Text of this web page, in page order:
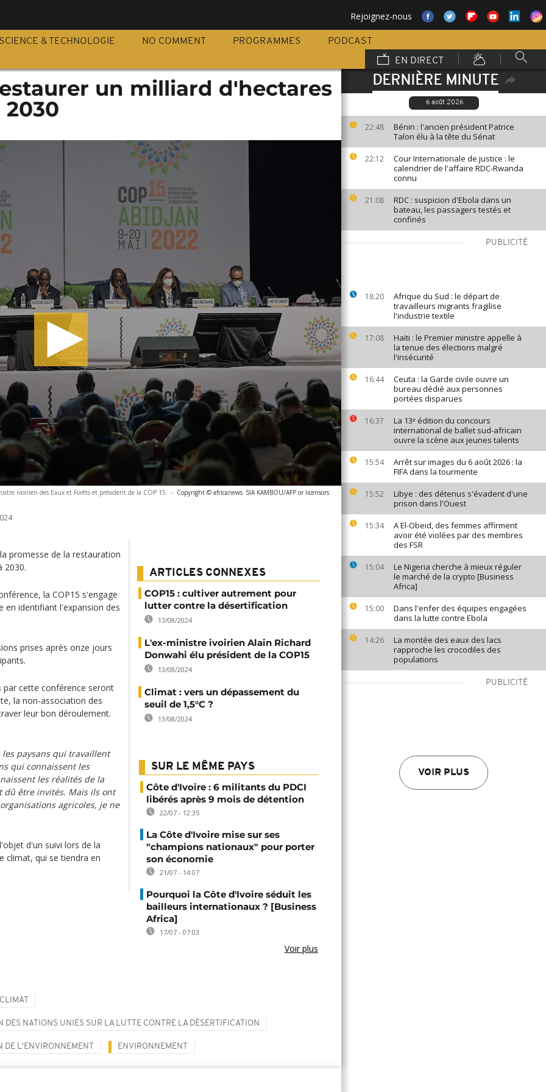
Rejoignez-nous
SCIENCE & TECHNOLOGIE NO COMMENT PROGRAMMES
PODCAST
EN DIRECT
DERNIÈRE MINUTE
6 août 2026
22:48
Bénin : l'ancien président Patrice
Talon élu à la tête du Sénat
22:12
Cour Internationale de justice : le
calendrier de l'affaire RDC-Rwanda
connu
21:08
RDC : suspicion d'Ebola dans un
bateau, les passagers testés et
confinés
PUBLICITÉ
18:20
Afrique du Sud : le départ de
travailleurs migrants fragilise
l'industrie textile
17:08
Haïti : le Premier ministre appelle à
la tenue des élections malgré
l'insécurité
16:44
Ceuta : la Garde civile ouvre un
bureau dédié aux personnes
portées disparues
16:37
La 13ᵉ édition du concours
international de ballet sud-africain
ouvre la scène aux jeunes talents
15:54
Arrêt sur images du 6 août 2026 : la
FIFA dans la tourmente
15:52
Libye : des détenus s'évadent d'une
prison dans l'Ouest
15:34
A El-Obeid, des femmes affirment
avoir été violées par des membres
des FSR
15:04
Le Nigeria cherche à mieux réguler
le marché de la crypto [Business
Africa]
15:00
Dans l'enfer des équipes engagées
dans la lutte contre Ebola
14:26
La montée des eaux des lacs
rapproche les crocodiles des
populations
PUBLICITÉ
VOIR PLUS
un milliard d'hectares
ivoirien des Eaux et Forêts et président de la COP 15. - Copyright © africanews SIA KAMBOU/AFP or licensors
promesse de la restauration
2030.
la COP15 s'engage
en identifiant l'expansion des
prises après onze jours
par cette conférence seront
la non-association des
leur bon déroulement.
paysans qui travaillent
qui connaissent les
les réalités de la
dû être invités. Mais ils ont
agricoles, je ne
d'un suivi lors de la
climat, qui se tiendra en
ARTICLES CONNEXES
COP15 : cultiver autrement pour
lutter contre la désertification
13/08/2024
L'ex-ministre ivoirien Alain Richard
Donwahi élu président de la COP15
13/08/2024
Climat : vers un dépassement du
seuil de 1,5°C ?
13/08/2024
SUR LE MÊME PAYS
Côte d'Ivoire : 6 militants du PDCI
libérés après 9 mois de détention
22/07 - 12:35
La Côte d'Ivoire mise sur ses
"champions nationaux" pour porter
son économie
21/07 - 14:07
Pourquoi la Côte d'Ivoire séduit les
bailleurs internationaux ? [Business
Africa]
17/07 - 07:03
Voir plus
CLIMAT
DES NATIONS UNIES SUR LA LUTTE CONTRE LA DÉSERTIFICATION
DE L'ENVIRONNEMENT ENVIRONNEMENT